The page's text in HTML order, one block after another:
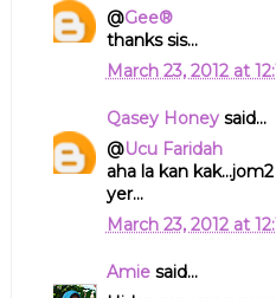
@Gee®
thanks sis...
March 23, 2012 at
Qasey Honeysaid...
@Ucu Faridah
aha la kan
yer...
March 23, 2012 at
Amiesaid...